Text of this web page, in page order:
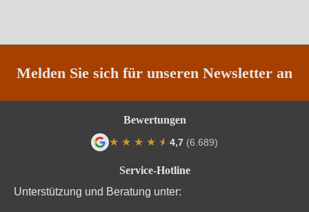
Melden Sie sich für unseren Newsletter an
Service-Hotline
Unterstützung und Beratung unter:
Bewertungen
★ ★ ★ ★ ★
★ 4,7 (6.689)